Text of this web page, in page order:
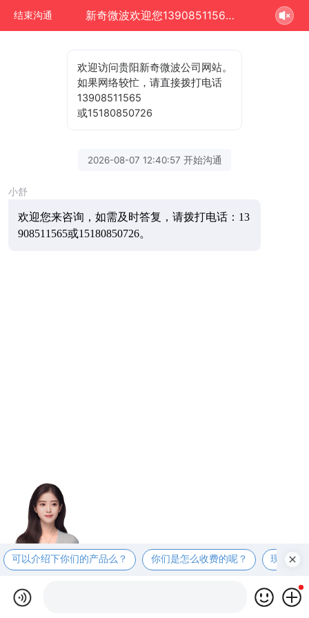
结束沟通 新奇微波欢迎您13908511565正在为您服务
欢迎访问贵阳新奇微波公司网站。
如果网络较忙，请直接拨打电话
13908511565
或15180850726
2026-08-07 12:40:57 开始沟通
小舒
欢迎您来咨询， 如需及时答复，请拨打电话：13
908511565或15180850726。
可以介绍下你们的产品么？ 你们是怎么收费的呢？ 现在有